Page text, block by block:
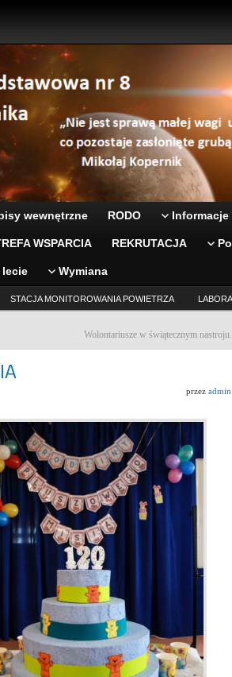
wewnętrzne RODO Informacje
WSPARCIA REKRUTACJA
lecie Wymiana
STACJA MONITOROWANIA POWIETRZA
Wolontariusze w świątecznym nastroju.
przez admin